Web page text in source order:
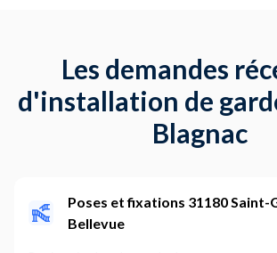
Les demandes
d'installation de
Blagnac
Poses et fixations 31180 Saint-
Bellevue